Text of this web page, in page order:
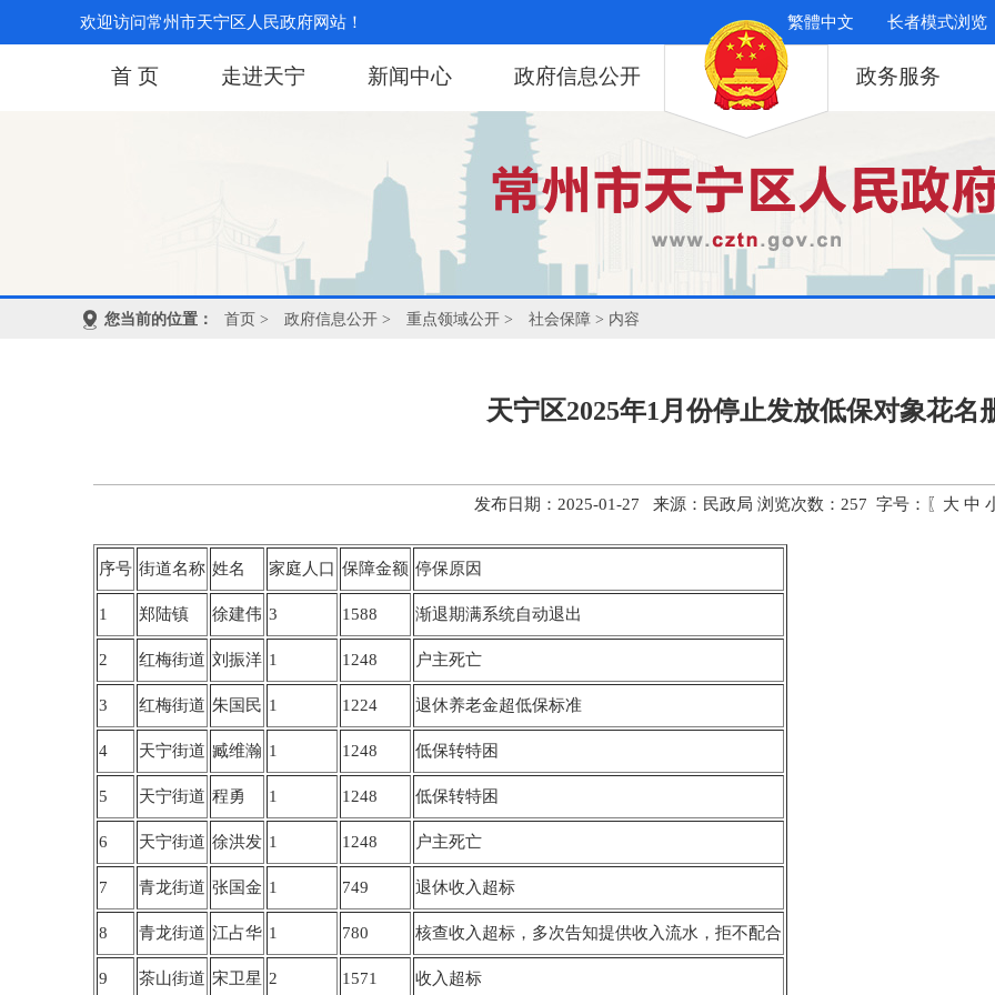
欢迎访问常州市天宁区人民政府网站！ 繁體中文 长者模式浏览
首 页 走进天宁 新闻中心 政府信息公开 政务服务
您当前的位置： 首页 > 政府信息公开 > 重点领域公开 > 社会保障 > 内容
天宁区2025年1月份停止发放低保对象花名
发布日期：2025-01-27 来源：民政局 浏览次数： 257 字号：〖 大 中
序号 街道名称 姓名 家庭人口 保障金额 停保原因
1 郑陆镇 徐建伟 3 1588 渐退期满系统自动退出
2 红梅街道 刘振洋 1 1248 户主死亡
3 红梅街道 朱国民 1 1224 退休养老金超低保标准
4 天宁街道 臧维瀚 1 1248 低保转特困
5 天宁街道 程勇 1 1248 低保转特困
6 天宁街道 徐洪发 1 1248 户主死亡
7 青龙街道 张国金 1 749 退休收入超标
8 青龙街道 江占华 1 780 核查收入超标，多次告知提供收入流水，拒不配合
9 茶山街道 宋卫星 2 1571 收入超标